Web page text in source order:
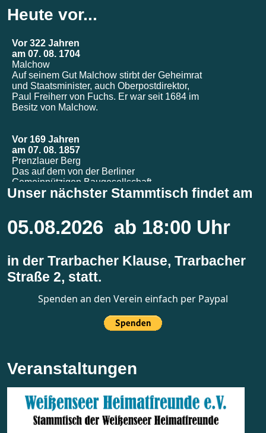
Heute vor...
Unser nächster Stammtisch findet am
05.08.2026 ab 18:00 Uhr
in der Trarbacher Klause, Trarbacher
Straße 2, statt.
Spenden an den Verein einfach per Paypal
Veranstaltungen